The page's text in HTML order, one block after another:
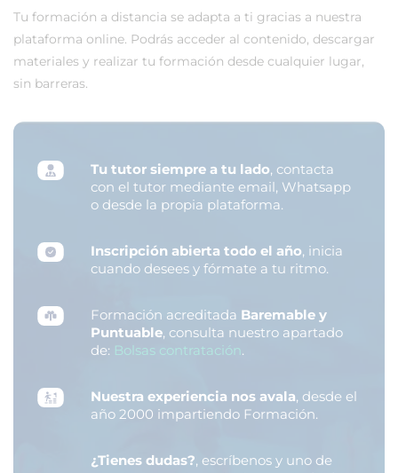
Tu formación a distancia se adapta a ti gracias a nuestra
plataforma online. Podrás acceder al contenido, descargar
materiales y realizar tu formación desde cualquier lugar,
sin barreras.
Tu tutor siempre a tu lado, contacta
con el tutor mediante email, Whatsapp
o desde la propia plataforma.
Inscripción abierta todo el año, inicia
cuando desees y fórmate a tu ritmo.
Formación acreditada Baremable y
Puntuable, consulta nuestro apartado
de: Bolsas contratación.
Nuestra experiencia nos avala, desde el
año 2000 impartiendo Formación.
¿Tienes dudas?, escríbenos y uno de